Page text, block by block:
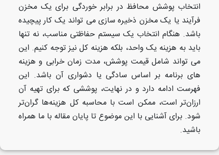
انتخاب پوشش محافظ در برابر خوردگی برای یک مخزن
فرآیند یا یک مخزن ذخیره سازی می تواند یک کار پیچیده
باشد. هنگام انتخاب یک سیستم حفاظتی مناسب، نه تنها
باید به هزینه یک واحد، بلکه هزینه کل نیز توجه کنیم. این
می تواند شامل قیمت پوشش، مدت زمان خرابی و هزینه
های برنامه بر اساس سادگی یا دشواری آن باشد. این
فهرست ادامه دارد و در نهایت، پوششی که برای تهیه آن
ارزان‌تر است، ممکن است با محاسبه کل هزینه‌ها گران‌تر
شود. برای آشنایی با این موضوع تا پایان مقاله با ما همراه
باشید.